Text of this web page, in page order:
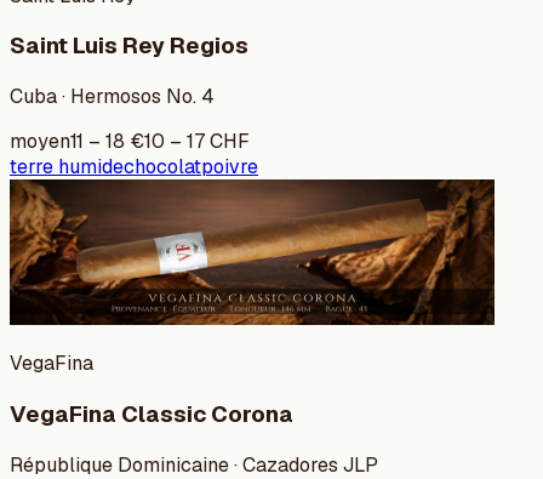
Saint Luis Rey Regios
Cuba · Hermosos No. 4
moyen11 – 18 €10 – 17CHF
terre humidechocolatpoivre
VegaFina
VegaFina Classic Corona
République Dominicaine · Cazadores JLP